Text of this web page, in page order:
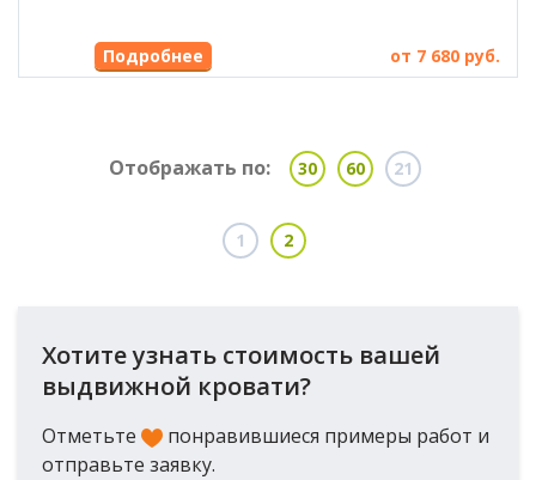
Подробнее от 7 680 руб.
Отображать по: 30 60 21
1 2
Хотите узнать стоимость вашей
выдвижной кровати?
Отметьте
понравившиеся примеры работ и
отправьте заявку.